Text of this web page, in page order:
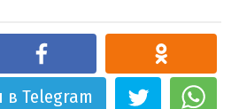
в Telegram